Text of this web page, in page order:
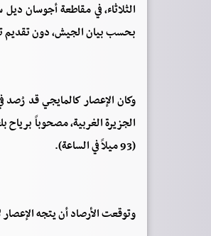
الثلاثاء، في مقاطعة أجوسان
بحسب بيان الجيش، دون
وكان الإعصار كالمايجي قد رُصد
(93 ميلاً في الساعة).
وتوقعت الأرصاد أن يتجه